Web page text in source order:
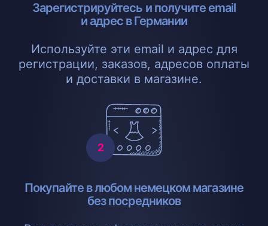
Зарегистрируйтесь и получите email
и адрес в Германии
Используйте эти email и адрес для
регистрации, заказов, адресов оплаты
и доставки в магазине.
Покупайте в любом немецком магазине
без посредников